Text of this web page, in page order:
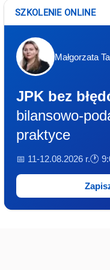
SZKOLENIE ONLINE
Małgorzata
JPK bez
bilansowo-
praktyce
📅 11-12.08.2026 r.🕐